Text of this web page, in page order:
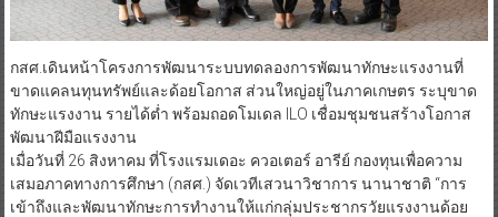
กสศ.เดินหน้าโครงการพัฒนาระบบทดลองการพัฒนาทักษะแรงงานที่
ขาดแคลนทุนทรัพย์และด้อยโอกาส ส่วนใหญ่อยู่ในภาคเกษตร ระบุขาด
ทักษะแรงงาน รายได้ต่ำ พร้อมถอดโมเดล ILO เชื่อมชุมชนสร้างโอกาส
พัฒนาฝีมือแรงงาน
เมื่อวันที่ 26 สิงหาคม ที่โรงแรมเดอะ ควอเตอร์ อารีย์ กองทุนเพื่อความ
เสมอภาคทางการศึกษา (กสศ.) จัดเวทีเสวนาวิชาการ นานาชาติ “การ
เข้าถึงและพัฒนาทักษะการทำงานให้แก่กลุ่มประชากรวัยแรงงานด้อย